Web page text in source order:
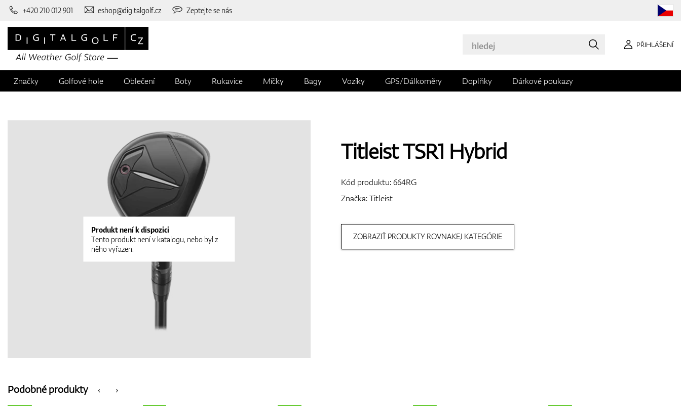
+420 210 012 901 eshop@digitalgolf.cz Zeptejte se nás
PŘIHLÁŠENÍ
Značky Golfové hole Oblečení Boty Rukavice Míčky Bagy Vozíky GPS/Dálkoměry Doplňky Dárkové poukazy
Produkt není k dispozici
Tento produkt není v katalogu, nebo byl z
něho vyřazen.
Titleist TSR1 Hybrid
Kód produktu:664RG
Značka:Titleist
ZOBRAZIŤ PRODUKTY ROVNAKEJ KATEGÓRIE
‹
Podobné produkty ›